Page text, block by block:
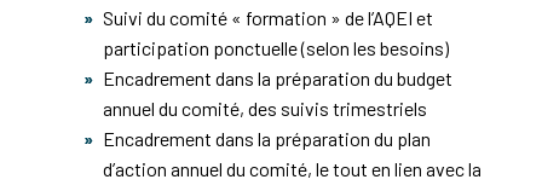
Suivi du comité « formation » de l’AQEI et
participation ponctuelle (selon les besoins)
Encadrement dans la préparation du budget
annuel du comité, des suivis trimestriels
Encadrement dans la préparation du plan
d’action annuel du comité, le tout en lien avec la